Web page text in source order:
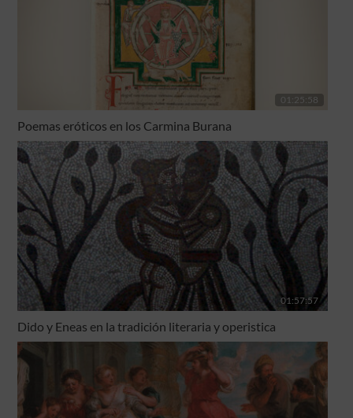
01:25:58
Poemas eróticos en los Carmina Burana
01:57:57
Dido y Eneas en la tradición literaria y operistica